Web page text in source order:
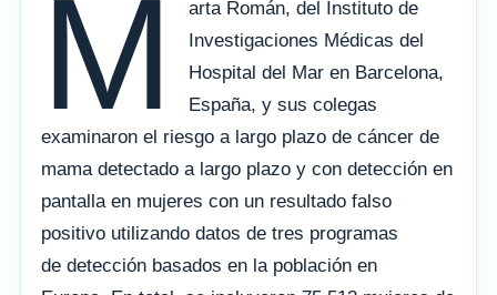
M
arta Román, del Instituto de
Investigaciones Médicas del
Hospital del Mar en Barcelona, ​​
España, y sus colegas
examinaron el riesgo a largo plazo de cáncer de
mama detectado a largo plazo y con detección en
pantalla en mujeres con un resultado falso
positivo utilizando datos de tres programas
de detección basados ​​en la población en